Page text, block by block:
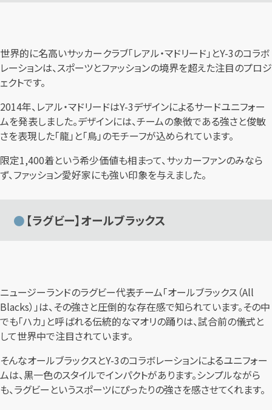
世界的に名高いサッカークラブ「レアル・マドリード」とY-3のコラボ
レーションは、スポーツとファッションの境界を超えた注目のプロジ
ェクトです。
2014年、レアル・マドリードはY-3デザインによるサードユニフォー
ムを発表しました。デザインには、チームの象徴である強さと俊敏
さを表現した「龍」と「鳥」のモチーフが込められています。
限定1,400着という希少価値も相まって、サッカーファンのみなら
ず、ファッション愛好家にも強い印象を与えました。
【ラグビー】オールブラックス
ニュージーランドのラグビー代表チーム「オールブラックス（All
Blacks）」は、その強さと圧倒的な存在感で知られています。その中
でも「ハカ」と呼ばれる伝統的なマオリの踊りは、試合前の儀式と
して世界中で注目されています。
そんなオールブラックスとY-3のコラボレーションによるユニフォー
ムは、黒一色のスタイルでインパクトがあります。シンプルながら
も、ラグビーというスポーツにぴったりの強さを感させてくれます。